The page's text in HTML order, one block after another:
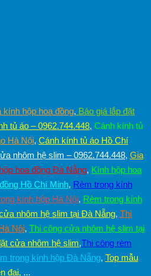
kính hộp hoa đồng, Báo giá lắp đặt
tủ áo – 0962.744.448, Cánh kính tủ
Hà Nội, Cánh kính tủ áo Hồ Chí
nhôm hệ slim – 0962.744.448, Gia
hoa đồng Đà Nẵng, Kính hộp hoa
Hồ Chí Minh, Rèm trong kính
kính hộp Hà Nội, Rèm trong kính
nhôm hệ slim tại Đà Nẵng, Thi
Nội, Thi công cửa nhôm hệ slim tại
cửa nhôm hệ slim,Thi công rèm
trong kính hộp Đà Nẵng, Top mẫu
đại, ...